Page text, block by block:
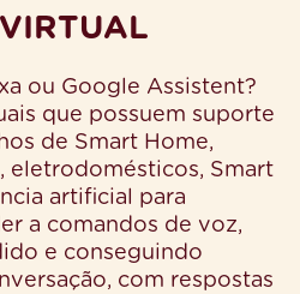
ou Google Assistent?
que possuem suporte
de Smart Home,
eletrodomésticos, Smart
artificial para
a comandos de voz,
e conseguindo
com respostas